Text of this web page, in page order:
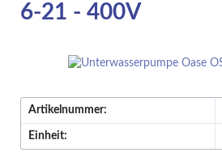
6-21 - 400V
Artikelnummer:
Einheit: